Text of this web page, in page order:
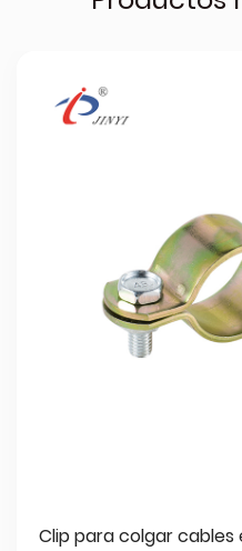
Clip para colgar